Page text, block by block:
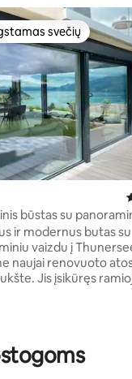
iš 5, atsiliepimų:
mėgstamiausias
svečių
būstas su
ir modernus butas su
vaizdu į
naujai renovuoto
Jis įsikūręs
žemėlapį (įvairios
Krattigen Dorf/Post